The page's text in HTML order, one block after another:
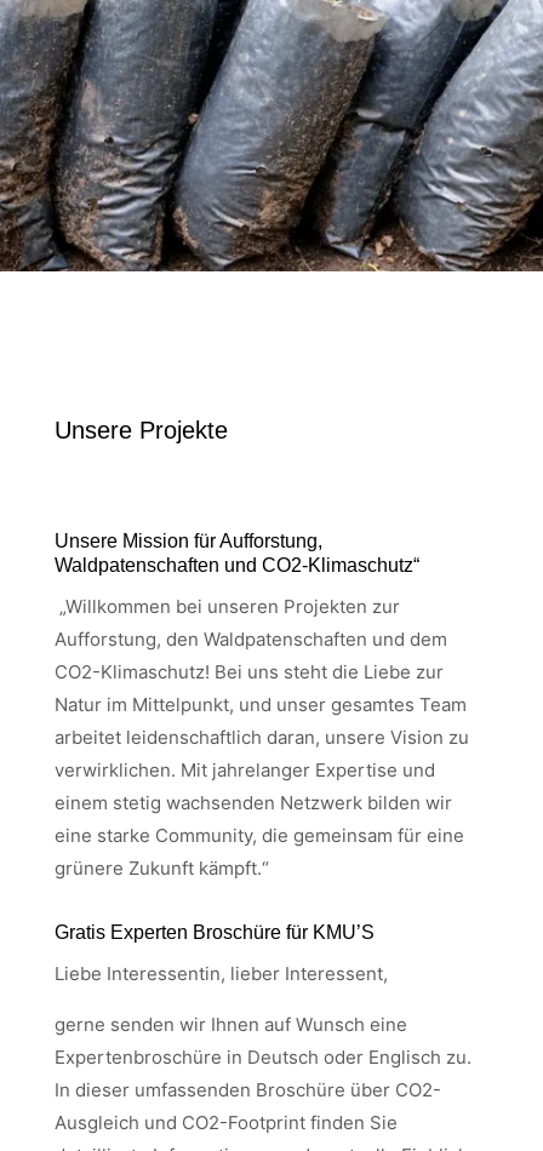
Unsere Projekte
Unsere Mission für Aufforstung,
Waldpatenschaften und CO2-Klimaschutz“
„Willkommen bei unseren Projekten zur
Aufforstung, den Waldpatenschaften und dem
CO2-Klimaschutz! Bei uns steht die Liebe zur
Natur im Mittelpunkt, und unser gesamtes Team
arbeitet leidenschaftlich daran, unsere Vision zu
verwirklichen. Mit jahrelanger Expertise und
einem stetig wachsenden Netzwerk bilden wir
eine starke Community, die gemeinsam für eine
grünere Zukunft kämpft.“
Gratis Experten Broschüre für KMU’S
Liebe Interessentin, lieber Interessent,
gerne senden wir Ihnen auf Wunsch eine
Expertenbroschüre in Deutsch oder Englisch zu.
In dieser umfassenden Broschüre über CO2-
Ausgleich und CO2-Footprint finden Sie